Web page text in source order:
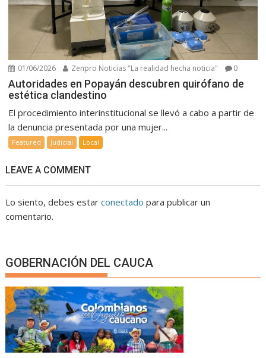
01/06/2026 Zenpro Noticias "La realidad hecha noticia" 0
Autoridades en Popayán descubren quirófano de
estética clandestino
El procedimiento interinstitucional se llevó a cabo a partir de
la denuncia presentada por una mujer...
Featured Judicial Local
LEAVE A COMMENT
Lo siento, debes estarconectado para publicar un
comentario.
GOBERNACIÓN DEL CAUCA